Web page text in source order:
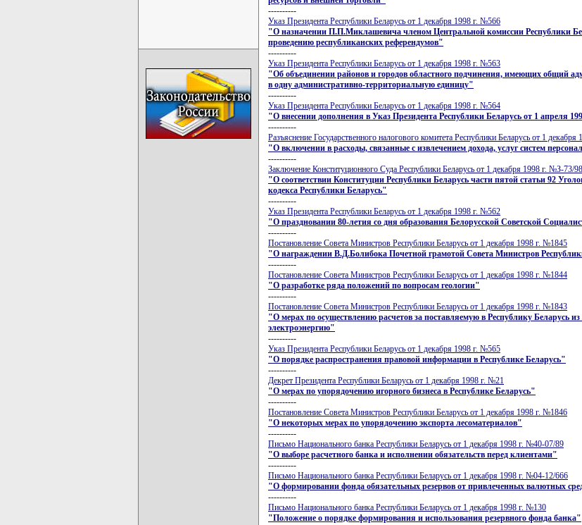
----------
Указ Президента Республики Беларусь от 1 декабря 1998 г. №566
"О назначении П.П.Миклашевича членом Центральной комиссии Республики
проведению республиканских референдумов"
----------
Указ Президента Республики Беларусь от 1 декабря 1998 г. №563
"Об объединении районов и городов областного подчинения, имеющих общий
в одну административно-территориальную единицу"
----------
Указ Президента Республики Беларусь от 1 декабря 1998 г. №564
"О внесении дополнения в Указ Президента Республики Беларусь от 1 апреля
----------
Разъяснение Государственного налогового комитета Республики Беларусь от 1
"О включении в расходы, связанные с извлечением дохода, услуг систем
----------
Заключение Конституционного Суда Республики Беларусь от 1 декабря 1998 г. №З-73/98
"О соответствии Конституции Республики Беларусь части пятой статьи 92
кодекса Республики Беларусь"
----------
Указ Президента Республики Беларусь от 1 декабря 1998 г. №562
"О праздновании 80-летия со дня образования Белорусской Советской
----------
Постановление Совета Министров Республики Беларусь от 1 декабря 1998 г. №1845
"О награждении В.Д.Болибока Почетной грамотой Совета Министров
----------
Постановление Совета Министров Республики Беларусь от 1 декабря 1998 г. №1844
"О разработке ряда положений по вопросам геологии"
----------
Постановление Совета Министров Республики Беларусь от 1 декабря 1998 г. №1843
"О мерах по осуществлению расчетов за поставляемую в Республику Беларусь
электроэнергию"
----------
Указ Президента Республики Беларусь от 1 декабря 1998 г. №565
"О порядке распространения правовой информации в Республике Беларусь"
----------
Декрет Президента Республики Беларусь от 1 декабря 1998 г. №21
"О мерах по упорядочению игорного бизнеса в Республике Беларусь"
----------
Постановление Совета Министров Республики Беларусь от 1 декабря 1998 г. №1846
"О некоторых мерах по упорядочению экспорта лесоматериалов"
----------
Письмо Национального банка Республики Беларусь от 1 декабря 1998 г. №40-07/89
"О выборе расчетного банка и исполнении обязательств перед клиентами"
----------
Письмо Национального банка Республики Беларусь от 1 декабря 1998 г. №04-12/666
"О формировании фонда обязательных резервов от привлеченных валютных
----------
Письмо Национального банка Республики Беларусь от 1 декабря 1998 г. №130
"Положение о порядке формирования и использования резервного фонда банка"